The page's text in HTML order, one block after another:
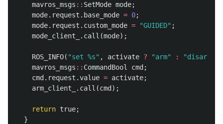
mavros_msgs :: SetMode mode;
mode. request . base_mode = 0;
mode. request . custom_mode = "GUIDED" ;
mode_client_
. call (mode);
ROS_INFO( "set %s" , activate ? "arm" : "disarm"
mavros_msgs :: CommandBool cmd ;
cmd . request .value = activate;
arm_client_
. call (cmd );
return true;
}